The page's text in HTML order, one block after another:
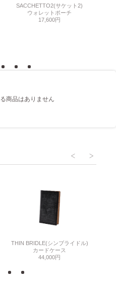
SACCHETTO2(サケット2)
ウォレットポーチ
17,600円
商品はありません
THIN BRIDLE(シンブライドル)
カードケース
44,000円